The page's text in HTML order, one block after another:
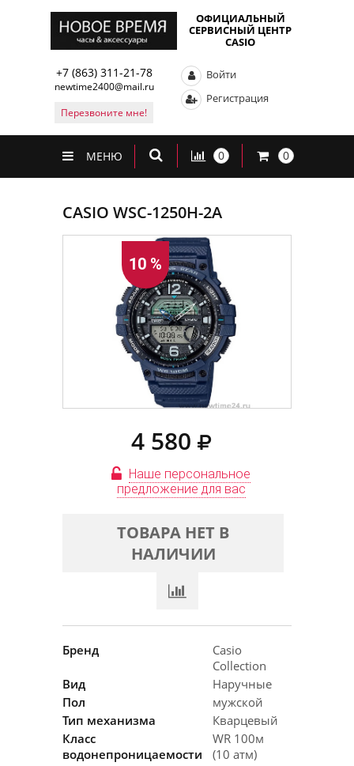
ОФИЦИАЛЬНЫЙ
СЕРВИСНЫЙ ЦЕНТР
CASIO
+7 (863) 311-21-78
newtime2400@mail.ru
Перезвоните мне!
Войти
Регистрация
МЕНЮ 0 0
CASIO WSC-1250H-2A
10 %
4 580
Наше персональное
предложение для вас
ТОВАРА НЕТ В
НАЛИЧИИ
Бренд
Casio
Collection
Вид
Наручные
Пол
мужской
Тип механизма
Кварцевый
Класс
водонепроницаемости
WR 100м
(10 атм)